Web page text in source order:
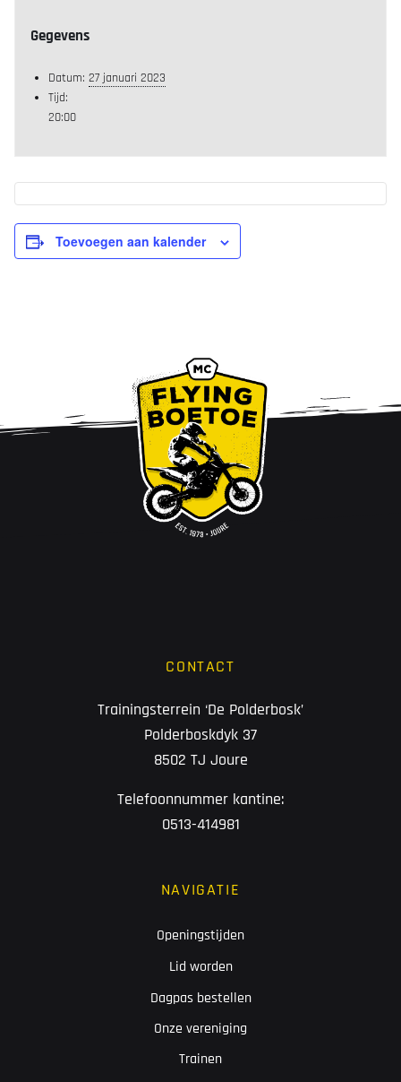
Gegevens
Datum: 27 januari 2023
Tijd:
20:00
Toevoegen aan kalender
CONTACT
Trainingsterrein ‘De Polderbosk’
Polderboskdyk 37
8502 TJ Joure
Telefoonnummer kantine:
0513-414981
NAVIGATIE
Openingstijden
Lid worden
Dagpas bestellen
Onze vereniging
Trainen